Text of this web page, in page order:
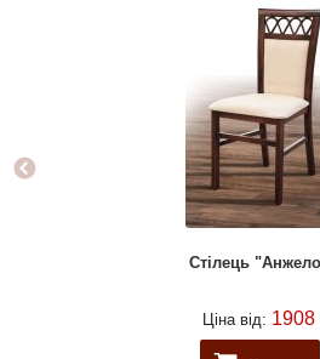
Стілець
Ціна від: 1908